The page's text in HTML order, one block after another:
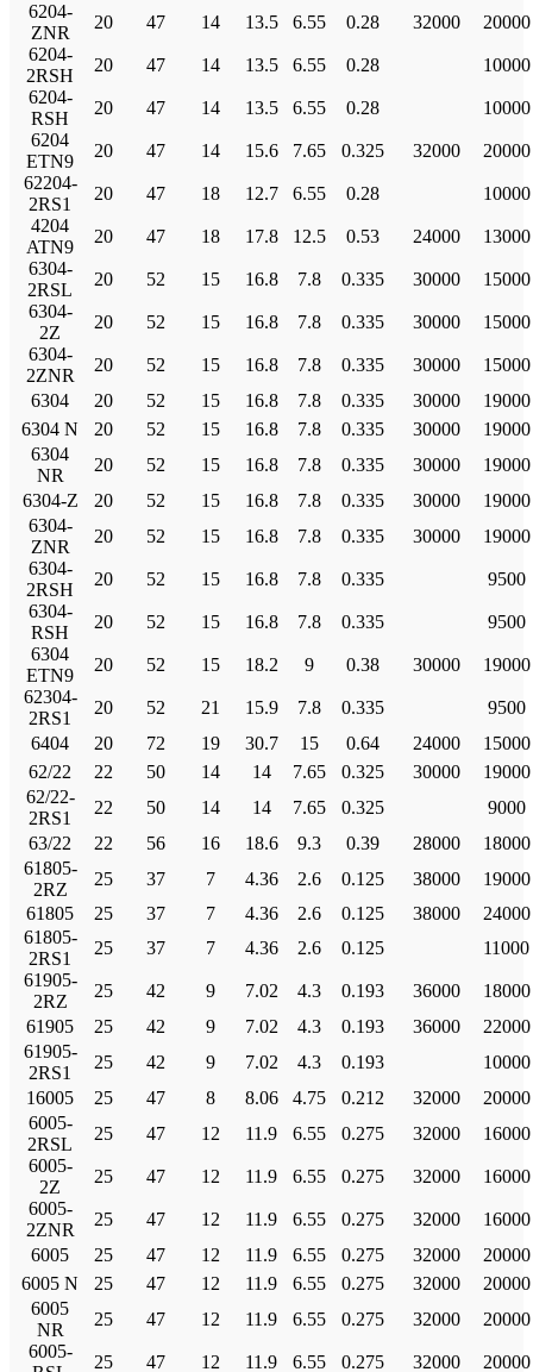
6204-
ZNR
20 47 14 13.5 6.55 0.28 32000
20000
6204-
2RSH
20 47 14 13.5 6.55 0.28
10000
6204-
RSH
20 47 14 13.5 6.55 0.28
10000
6204
ETN9
20 47 14 15.6 7.65 0.325 32000
20000
62204-
2RS1
20 47 18 12.7 6.55 0.28
10000
4204
ATN9
20 47 18 17.8 12.5 0.53 24000
13000
6304-
2RSL
20 52 15 16.8 7.8 0.335 30000
15000
6304-
2Z
20 52 15 16.8 7.8 0.335 30000
15000
6304-
2ZNR
20 52 15 16.8 7.8 0.335 30000
15000
6304
20 52 15 16.8 7.8 0.335 30000
19000
6304 N
20 52 15 16.8 7.8 0.335 30000
19000
6304
NR
20 52 15 16.8 7.8 0.335 30000
19000
6304-Z
20 52 15 16.8 7.8 0.335 30000
19000
6304-
ZNR
20 52 15 16.8 7.8 0.335 30000
19000
6304-
2RSH
20 52 15 16.8 7.8 0.335
9500
6304-
RSH
20 52 15 16.8 7.8 0.335
9500
6304
ETN9
20 52 15 18.2 9 0.38 30000
19000
62304-
2RS1
20 52 21 15.9 7.8 0.335
9500
6404
20 72 19 30.7 15 0.64 24000
15000
62/22
22 50 14 14 7.65 0.325 30000
19000
62/22-
2RS1
22 50 14 14 7.65 0.325
9000
63/22
22 56 16 18.6 9.3 0.39 28000
18000
61805-
2RZ
25 37 7 4.36 2.6 0.125 38000
19000
61805
25 37 7 4.36 2.6 0.125 38000
24000
61805-
2RS1
25 37 7 4.36 2.6 0.125
11000
61905-
2RZ
25 42 9 7.02 4.3 0.193 36000
18000
61905
25 42 9 7.02 4.3 0.193 36000
22000
61905-
2RS1
25 42 9 7.02 4.3 0.193
10000
16005
25 47 8 8.06 4.75 0.212 32000
20000
6005-
2RSL
25 47 12 11.9 6.55 0.275 32000
16000
6005-
2Z
25 47 12 11.9 6.55 0.275 32000
16000
6005-
2ZNR
25 47 12 11.9 6.55 0.275 32000
16000
6005
25 47 12 11.9 6.55 0.275 32000
20000
6005 N
25 47 12 11.9 6.55 0.275 32000
20000
6005
NR
25 47 12 11.9 6.55 0.275 32000
20000
6005-
25 47 12 11.9 6.55 0.275 32000 20000